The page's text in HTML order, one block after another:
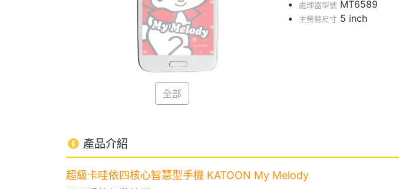
全部
處理器型號 MT6589
主螢幕尺寸 5 inch
產品介紹
超級卡哇依四核心智慧型手機 KATOON My Melody